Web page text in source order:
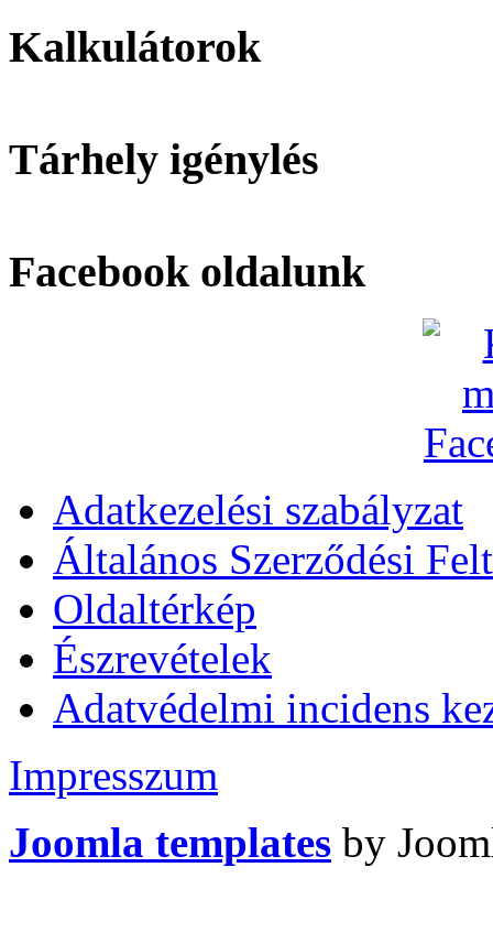
Kalkulátorok
Tárhely igénylés
Facebook oldalunk
Adatkezelési szabályzat
Általános Szerződési
Oldaltérkép
Észrevételek
Adatvédelmi incidens
Impresszum
Joomla templates by